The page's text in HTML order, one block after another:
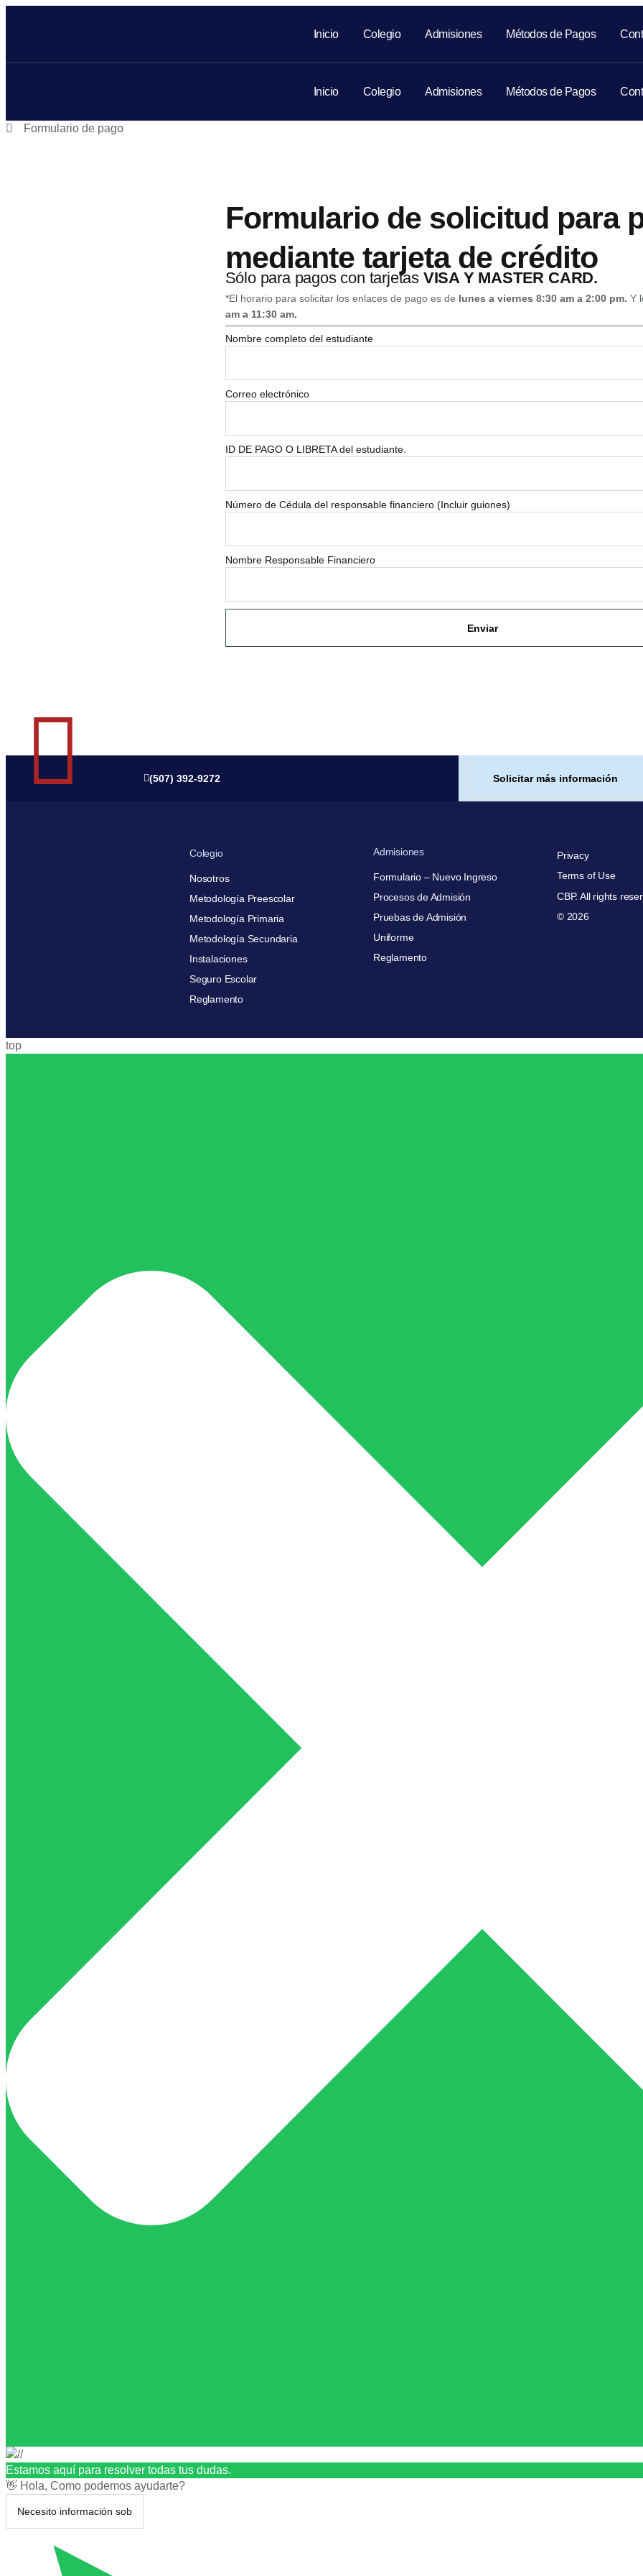
Inicio Colegio Admisiones Métodos de Pagos
Inicio Colegio Admisiones Métodos de Pagos
Formulario de pago
Formulario de solicitud para
mediante tarjeta de crédito
Sólo para pagos con tarjetas VISA Y MASTER CARD.
*El horario para solicitar los enlaces de pago es de lunes a viernes 8:30 am a 2:00 pm. Y
am a 11:30 am.
Nombre completo del estudiante
Correo electrónico
ID DE PAGO O LIBRETA del estudiante.
Número de Cédula del responsable financiero (Incluir guiones)
Nombre Responsable Financiero
Enviar
(507) 392-9272 Solicitar más información
Colegio
Nosotros
Metodología Preescolar
Metodología Primaria
Metodología Secundaria
Instalaciones
Seguro Escolar
Reglamento
Admisiones
Formulario – Nuevo Ingreso
Procesos de Admisión
Pruebas de Admisión
Uniforme
Reglamento
Privacy
Terms of Use
CBP. All rights
© 2026
top
Estamos aquí para resolver todas tus dudas.
👋 Hola, Como podemos ayudarte?